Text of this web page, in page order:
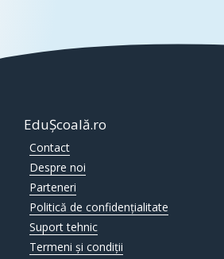
EduȘcoală.ro
Contact
Despre noi
Parteneri
Politică de confidențialitate
Suport tehnic
Termeni și condiții